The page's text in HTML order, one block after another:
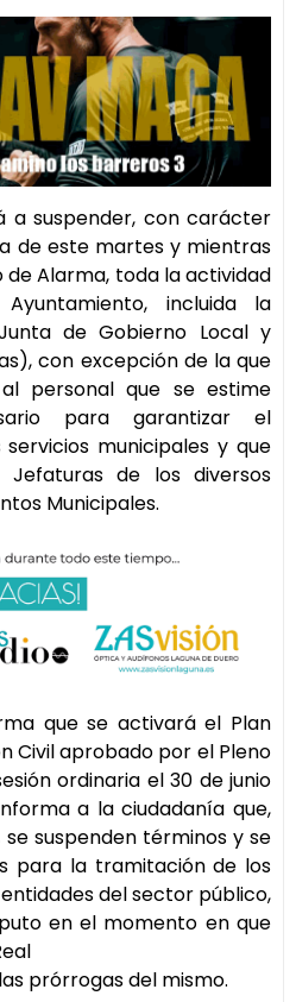
a suspender, con carácter
de este martes y mientras
Alarma, toda la actividad
incluida la
de Gobierno Local y
con excepción de la que
personal que se estime
para garantizar el
municipales y que
de los diversos
Municipales.
que se activará el Plan
Civil aprobado por el Pleno
ordinaria el 30 de junio
a la ciudadanía que,
suspenden términos y se
para la tramitación de los
del sector público,
en el momento en que
prórrogas del mismo.